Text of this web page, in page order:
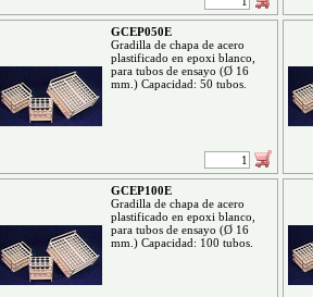
GCEP050E
Gradilla de chapa de acero
plastificado en epoxi blanco,
para tubos de ensayo (Ø 16
mm.) Capacidad: 50 tubos.
GCEP100E
Gradilla de chapa de acero
plastificado en epoxi blanco,
para tubos de ensayo (Ø 16
mm.) Capacidad: 100 tubos.